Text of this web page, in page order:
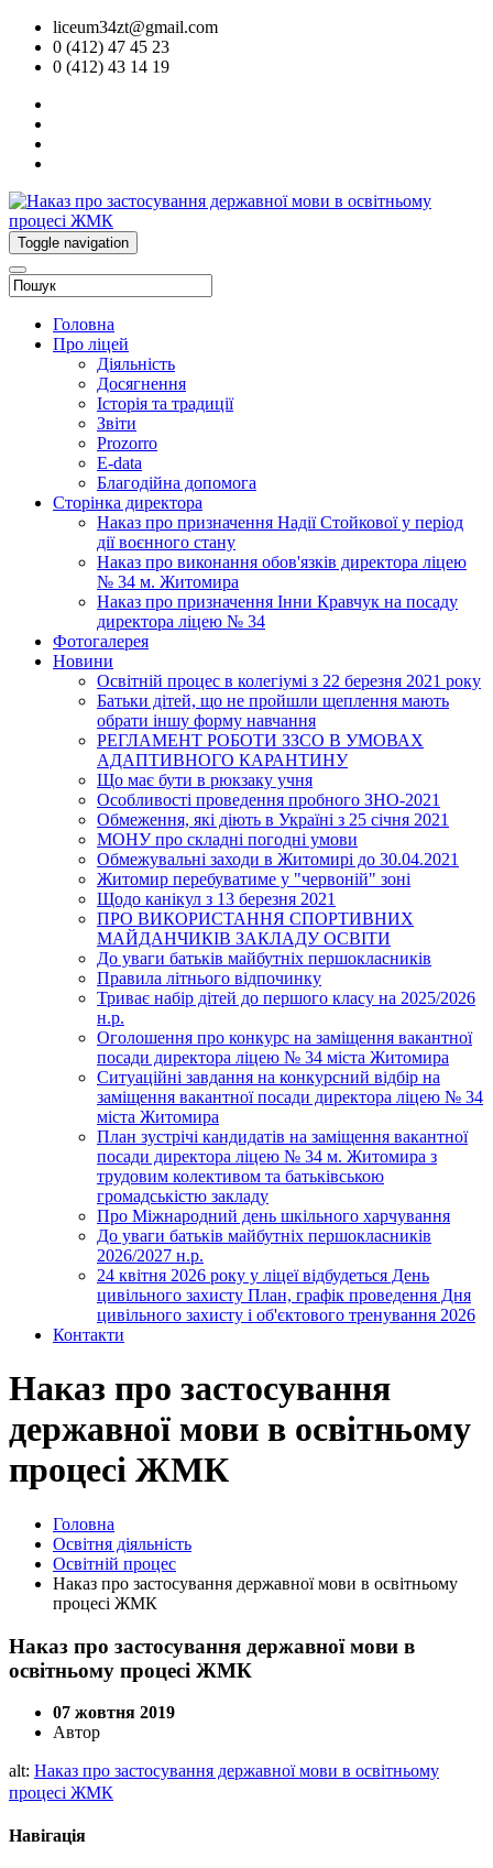
liceum34zt@gmail.com
0 (412) 47 45 23
0 (412) 43 14 19
Toggle navigation
Головна
Про ліцей
Діяльність
Досягнення
Історія та традиції
Звіти
Prozorro
E-data
Благодійна допомога
Сторінка директора
Наказ про призначення Надії Стойкової у період
дії воєнного стану
Наказ про виконання обов'язків директора ліцею
№ 34 м. Житомира
Наказ про призначення Інни Кравчук на посаду
директора ліцею № 34
Фотогалерея
Новини
Освітній процес в колегіумі з 22 березня 2021 року
Батьки дітей, що не пройшли щеплення мають
обрати іншу форму навчання
РЕГЛАМЕНТ РОБОТИ ЗЗСО В УМОВАХ
АДАПТИВНОГО КАРАНТИНУ
Що має бути в рюкзаку учня
Особливості проведення пробного ЗНО-2021
Обмеження, які діють в Україні з 25 січня 2021
МОНУ про складні погодні умови
Обмежувальні заходи в Житомирі до 30.04.2021
Житомир перебуватиме у "червоній" зоні
Щодо канікул з 13 березня 2021
ПРО ВИКОРИСТАННЯ СПОРТИВНИХ
МАЙДАНЧИКІВ ЗАКЛАДУ ОСВІТИ
До уваги батьків майбутніх першокласників
Правила літнього відпочинку
Триває набір дітей до першого класу на 2025/2026
н.р.
Оголошення про конкурс на заміщення вакантної
посади директора ліцею № 34 міста Житомира
Ситуаційні завдання на конкурсний відбір на
заміщення вакантної посади директора ліцею № 34
міста Житомира
План зустрічі кандидатів на заміщення вакантної
посади директора ліцею № 34 м. Житомира з
трудовим колективом та батьківською
громадськістю закладу
Про Міжнародний день шкільного харчування
До уваги батьків майбутніх першокласників
2026/2027 н.р.
24 квітня 2026 року у ліцеї відбудеться День
цивільного захисту План, графік проведення Дня
цивільного захисту і об'єктового тренування 2026
Контакти
Наказ про застосування
державної мови в освітньому
процесі ЖМК
Головна
Освітня діяльність
Освітній процес
Наказ про застосування державної мови в освітньому
процесі ЖМК
Наказ про застосування державної мови в
освітньому процесі ЖМК
07 жовтня 2019
Автор
alt: Наказ про застосування державної мови в освітньому
процесі ЖМК
Навігація